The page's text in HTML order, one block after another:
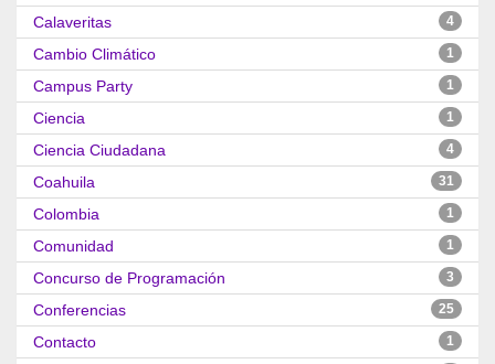
Calaveritas 4
Cambio Climático 1
Campus Party 1
Ciencia 1
Ciencia Ciudadana 4
Coahuila 31
Colombia 1
Comunidad 1
Concurso de Programación 3
Conferencias 25
Contacto 1